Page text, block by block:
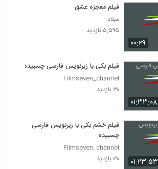
۰۰:۲۹
فیلم معجزه عشق
میلاد
۵,۵۹۵ بازدید
۰۱:۳۳:۰۸
فیلم بکی با زیرنویس فارسی چسبیده
Filmseven_channel
۳۰ بازدید
۰۱:۲۳:۵۳
فیلم خشم بکی با زیرنویس فارسی
چسبیده
Filmseven_channel
۳۰ بازدید